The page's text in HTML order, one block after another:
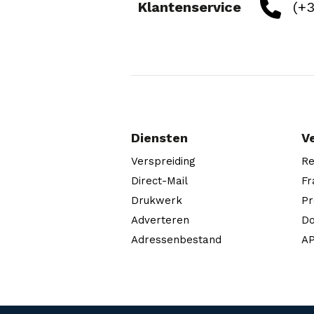
Klantenservice
Diensten
Verspreiding
Direct-Mail
Drukwerk
Adverteren
Adressenbestand